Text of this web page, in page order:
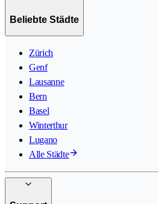
Beliebte Städte
Zürich
Genf
Lausanne
Bern
Basel
Winterthur
Lugano
Alle Städte